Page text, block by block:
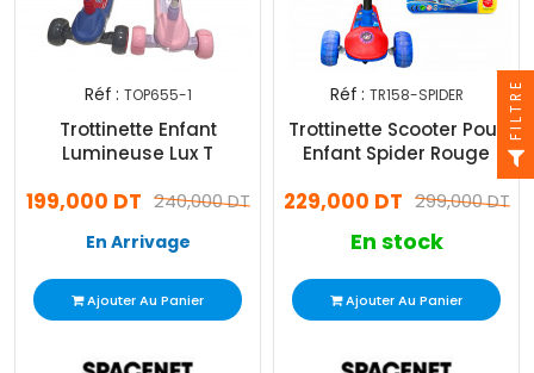
Réf : TOP655-1
Trottinette Enfant
Lumineuse Lux T
240,000 DT
199,000 DT
En Arrivage
Ajouter Au Panier
Réf : TR158-SPIDER
Trottinette Scooter Pour
Enfant Spider Rouge
299,000 DT
229,000 DT
En stock
Ajouter Au Panier
FILTRE